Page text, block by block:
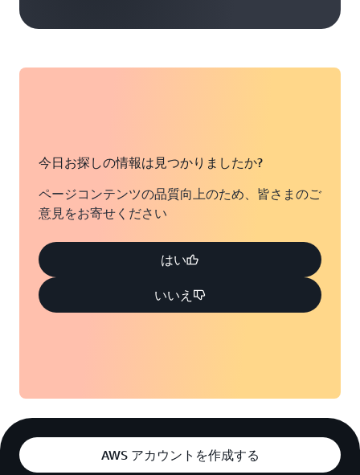
今日お探しの情報は見つかりましたか?
ページコンテンツの品質向上のため、皆さまのご
意見をお寄せください
はい
いいえ
AWS アカウントを作成する